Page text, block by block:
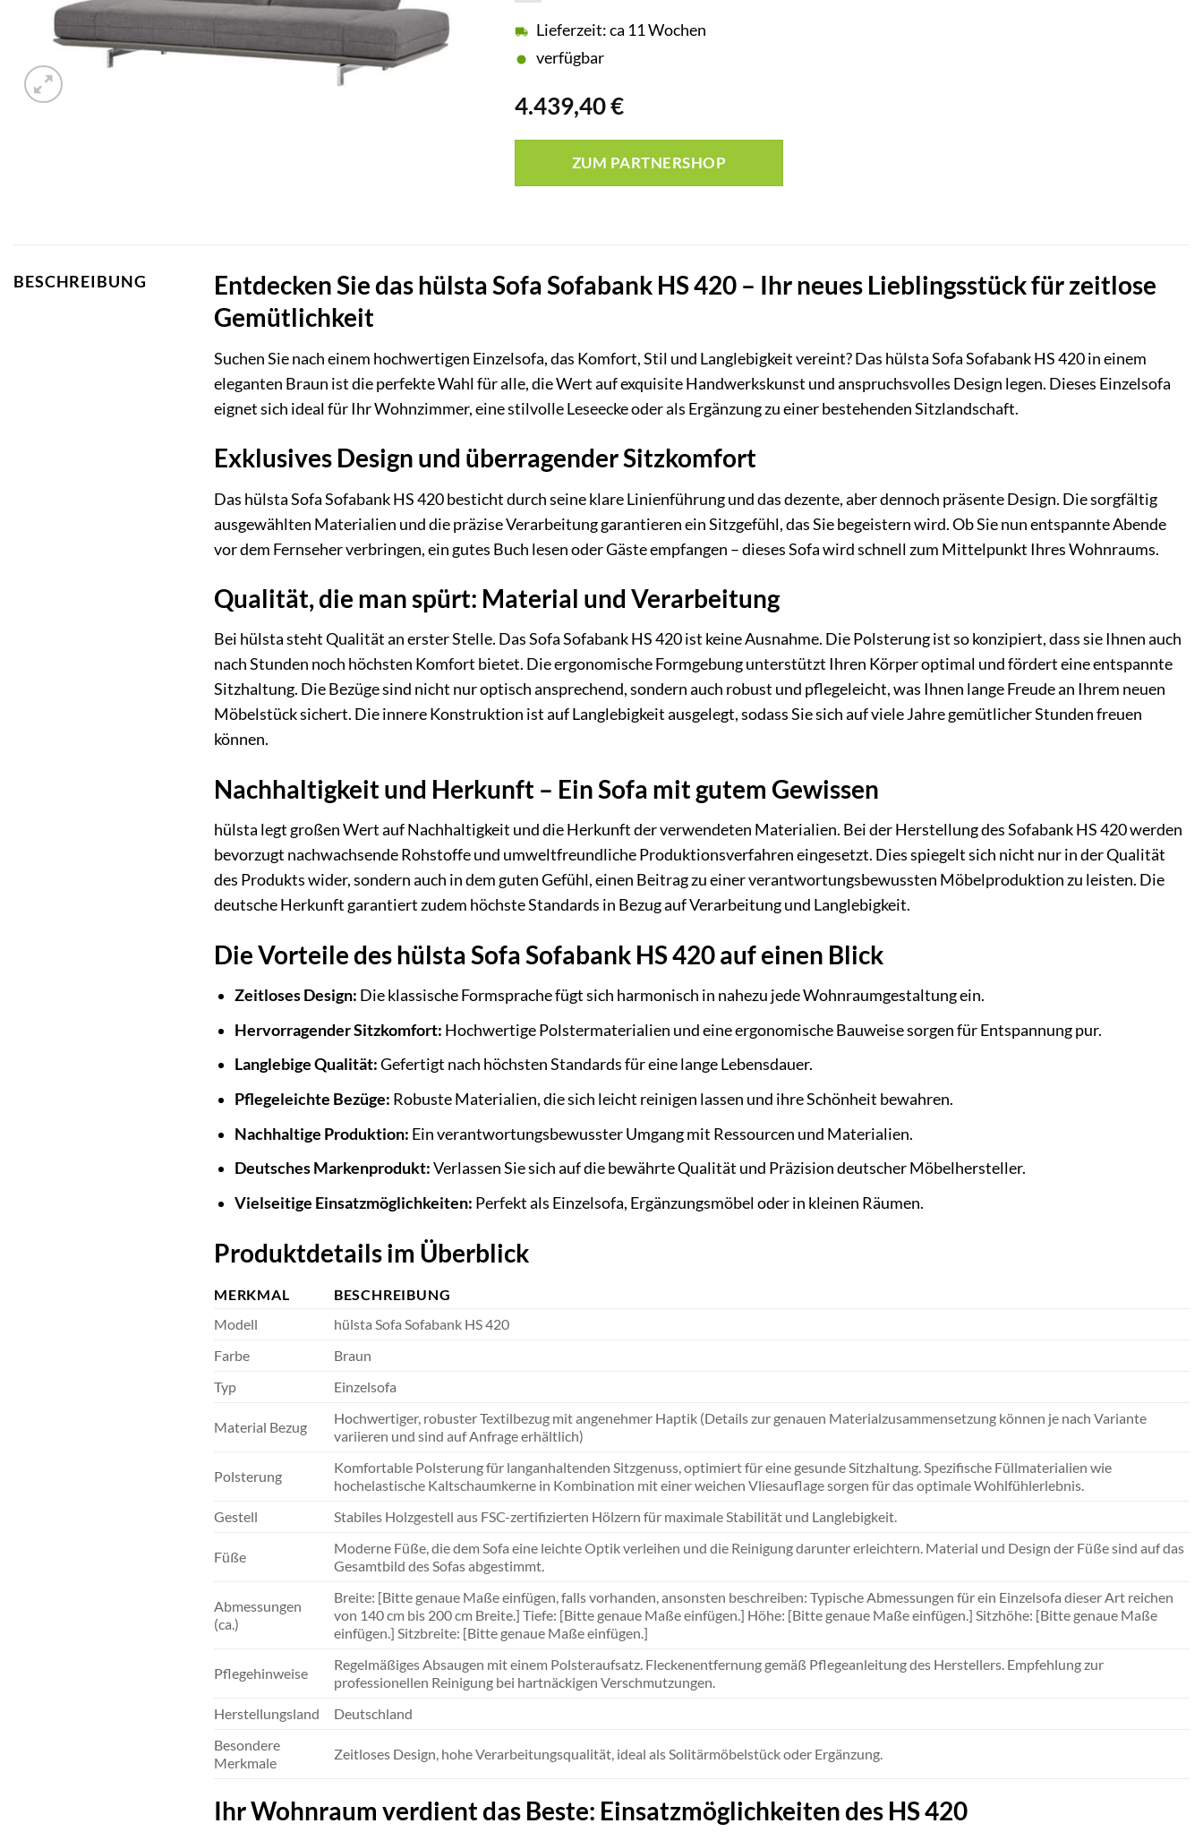
4.439,40€
Lieferzeit: ca 11 Wochen
verfügbar
ZUM PARTNERSHOP
BESCHREIBUNG
Entdecken Sie das hülsta Sofa Sofabank HS 420 – Ihr neues Lieblingsstück für zeitlose
Gemütlichkeit
Suchen Sie nach einem hochwertigen Einzelsofa, das Komfort, Stil und Langlebigkeit vereint? Das hülsta Sofa Sofabank HS 420 in einem
eleganten Braun ist die perfekte Wahl für alle, die Wert auf exquisite Handwerkskunst und anspruchsvolles Design legen. Dieses Einzelsofa
eignet sich ideal für Ihr Wohnzimmer, eine stilvolle Leseecke oder als Ergänzung zu einer bestehenden Sitzlandschaft.
Exklusives Design und überragender Sitzkomfort
Das hülsta Sofa Sofabank HS 420 besticht durch seine klare Linienführung und das dezente, aber dennoch präsente Design. Die sorgfältig
ausgewählten Materialien und die präzise Verarbeitung garantieren ein Sitzgefühl, das Sie begeistern wird. Ob Sie nun entspannte Abende
vor dem Fernseher verbringen, ein gutes Buch lesen oder Gäste empfangen – dieses Sofa wird schnell zum Mittelpunkt Ihres Wohnraums.
Qualität, die man spürt: Material und Verarbeitung
Bei hülsta steht Qualität an erster Stelle. Das Sofa Sofabank HS 420 ist keine Ausnahme. Die Polsterung ist so konzipiert, dass sie Ihnen auch
nach Stunden noch höchsten Komfort bietet. Die ergonomische Formgebung unterstützt Ihren Körper optimal und fördert eine entspannte
Sitzhaltung. Die Bezüge sind nicht nur optisch ansprechend, sondern auch robust und pflegeleicht, was Ihnen lange Freude an Ihrem neuen
Möbelstück sichert. Die innere Konstruktion ist auf Langlebigkeit ausgelegt, sodass Sie sich auf viele Jahre gemütlicher Stunden freuen
können.
Nachhaltigkeit und Herkunft – Ein Sofa mit gutem Gewissen
hülsta legt großen Wert auf Nachhaltigkeit und die Herkunft der verwendeten Materialien. Bei der Herstellung des Sofabank HS 420 werden
bevorzugt nachwachsende Rohstoffe und umweltfreundliche Produktionsverfahren eingesetzt. Dies spiegelt sich nicht nur in der Qualität
des Produkts wider, sondern auch in dem guten Gefühl, einen Beitrag zu einer verantwortungsbewussten Möbelproduktion zu leisten. Die
deutsche Herkunft garantiert zudem höchste Standards in Bezug auf Verarbeitung und Langlebigkeit.
Die Vorteile des hülsta Sofa Sofabank HS 420 auf einen Blick
Zeitloses Design: Die klassische Formsprache fügt sich harmonisch in nahezu jede Wohnraumgestaltung ein.
Hervorragender Sitzkomfort: Hochwertige Polstermaterialien und eine ergonomische Bauweise sorgen für Entspannung pur.
Langlebige Qualität:Gefertigt nach höchsten Standards für eine lange Lebensdauer.
Pflegeleichte Bezüge: Robuste Materialien, die sich leicht reinigen lassen und ihre Schönheit bewahren.
Nachhaltige Produktion: Ein verantwortungsbewusster Umgang mit Ressourcen und Materialien.
Deutsches Markenprodukt:Verlassen Sie sich auf die bewährte Qualität und Präzision deutscher Möbelhersteller.
Vielseitige Einsatzmöglichkeiten: Perfekt als Einzelsofa, Ergänzungsmöbel oder in kleinen Räumen.
Produktdetails im Überblick
MERKMAL
BESCHREIBUNG
Modell
hülsta Sofa Sofabank HS 420
Farbe
Braun
Typ
Einzelsofa
Material Bezug
Hochwertiger, robuster Textilbezug mit angenehmer Haptik (Details zur genauen Materialzusammensetzung können je nach Variante
variieren und sind auf Anfrage erhältlich)
Polsterung
Komfortable Polsterung für langanhaltenden Sitzgenuss, optimiert für eine gesunde Sitzhaltung. Spezifische Füllmaterialien wie
hochelastische Kaltschaumkerne in Kombination mit einer weichen Vliesauflage sorgen für das optimale Wohlfühlerlebnis.
Gestell
Stabiles Holzgestell aus FSC-zertifizierten Hölzern für maximale Stabilität und Langlebigkeit.
Füße
Moderne Füße, die dem Sofa eine leichte Optik verleihen und die Reinigung darunter erleichtern. Material und Design der Füße sind auf das
Gesamtbild des Sofas abgestimmt.
Abmessungen
(ca.)
Breite: [Bitte genaue Maße einfügen, falls vorhanden, ansonsten beschreiben: Typische Abmessungen für ein Einzelsofa dieser Art reichen
von 140 cm bis 200 cm Breite.] Tiefe: [Bitte genaue Maße einfügen.] Höhe: [Bitte genaue Maße einfügen.] Sitzhöhe: [Bitte genaue Maße
einfügen.] Sitzbreite: [Bitte genaue Maße einfügen.]
Pflegehinweise
Regelmäßiges Absaugen mit einem Polsteraufsatz. Fleckenentfernung gemäß Pflegeanleitung des Herstellers. Empfehlung zur
professionellen Reinigung bei hartnäckigen Verschmutzungen.
Herstellungsland
Deutschland
Besondere
Merkmale
Zeitloses Design, hohe Verarbeitungsqualität, ideal als Solitärmöbelstück oder Ergänzung.
Ihr Wohnraum verdient das Beste: Einsatzmöglichkeiten des HS 420